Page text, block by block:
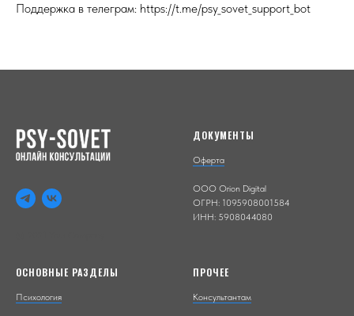
Поддержка в телеграм: https://t.me/psy_sovet_support_bot
ДОКУМЕНТЫ
Оферта
ООО Orion Digital
ОГРН: 1095908001584
ИНН: 5908044080
ОСНОВНЫЕ РАЗДЕЛЫ
Психология
ПРОЧЕЕ
Консультантам